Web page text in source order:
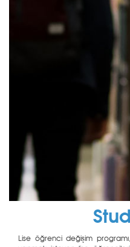
Lise öğrenci değişim